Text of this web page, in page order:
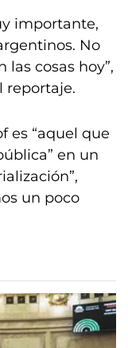
importante,
No
cosas hoy”,
reportaje.
es “aquel que
en un
un poco